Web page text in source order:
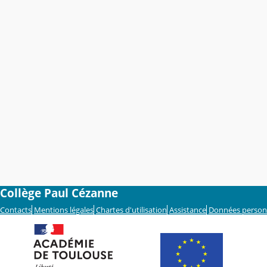
Collège Paul Cézanne
Contacts Mentions légales Chartes d'utilisation Assistance Données